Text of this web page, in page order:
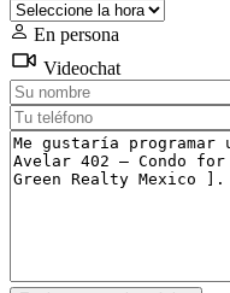
En persona
Videochat